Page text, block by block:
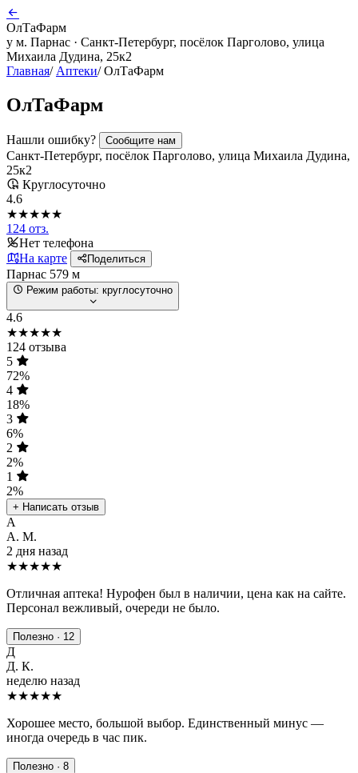
ОлТаФарм
у м. Парнас · Санкт-Петербург, посёлок Парголово, улица
Михаила Дудина, 25к2
Главная/ Аптеки/ ОлТаФарм
ОлТаФарм
Нашли ошибку? Сообщите нам
Санкт-Петербург, посёлок Парголово, улица Михаила Дудина,
25к2
Круглосуточно
4.6
★★★★★
124 отз.
Нет телефона
На карте
Поделиться
Парнас 579 м
Режим работы: круглосуточно
4.6
★★★★★
124 отзыва
5
72%
4
18%
3
6%
2
2%
1
2%
+ Написать отзыв
А
А. М.
2 дня назад
★★★★★
Отличная аптека! Нурофен был в наличии, цена как на сайте.
Персонал вежливый, очереди не было.
Полезно · 12
Д
Д. К.
неделю назад
★★★★★
Хорошее место, большой выбор. Единственный минус —
иногда очередь в час пик.
Полезно · 8